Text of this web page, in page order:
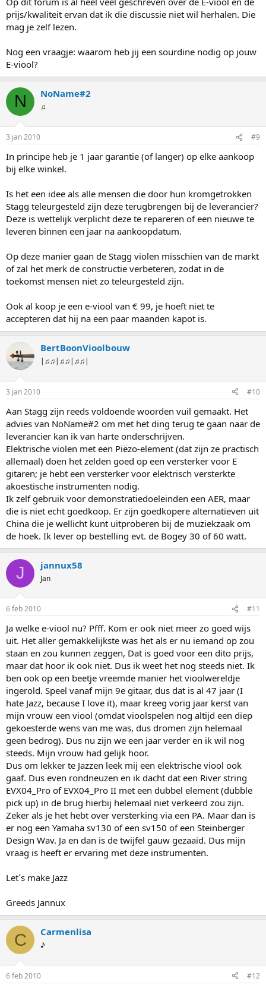
prijs/kwaliteit ervan dat ik die discussie niet wil herhalen. Die
mag je zelf lezen.
Nog een vraagje: waarom heb jij een sourdine nodig op jouw
E-viool?
N NoName#2
♫
3 jan 2010 #9
In principe heb je 1 jaar garantie (of langer) op elke aankoop
bij elke winkel.
Is het een idee als alle mensen die door hun kromgetrokken
Stagg teleurgesteld zijn deze terugbrengen bij de leverancier?
Deze is wettelijk verplicht deze te repareren of een nieuwe te
leveren binnen een jaar na aankoopdatum.
Op deze manier gaan de Stagg violen misschien van de markt
of zal het merk de constructie verbeteren, zodat in de
toekomst mensen niet zo teleurgesteld zijn.
Ook al koop je een e-viool van € 99, je hoeft niet te
accepteren dat hij na een paar maanden kapot is.
BertBoonVioolbouw
|♫♫|♫♫|♫♫|
3 jan 2010 #10
Aan Stagg zijn reeds voldoende woorden vuil gemaakt. Het
advies van NoName#2 om met het ding terug te gaan naar de
leverancier kan ik van harte onderschrijven.
Elektrische violen met een Piëzo-element (dat zijn ze practisch
allemaal) doen het zelden goed op een versterker voor E
gitaren; je hebt een versterker voor elektrisch versterkte
akoestische instrumenten nodig.
Ik zelf gebruik voor demonstratiedoeleinden een AER, maar
die is niet echt goedkoop. Er zijn goedkopere alternatieven uit
China die je wellicht kunt uitproberen bij de muziekzaak om
de hoek. Ik lever op bestelling evt. de Bogey 30 of 60 watt.
J jannux58
Jan
6 feb 2010 #11
Ja welke e-viool nu? Pfff. Kom er ook niet meer zo goed wijs
uit. Het aller gemakkelijkste was het als er nu iemand op zou
staan en zou kunnen zeggen, Dat is goed voor een dito prijs,
maar dat hoor ik ook niet. Dus ik weet het nog steeds niet. Ik
ben ook op een beetje vreemde manier het vioolwereldje
ingerold. Speel vanaf mijn 9e gitaar, dus dat is al 47 jaar (I
hate Jazz, because I love it), maar kreeg vorig jaar kerst van
mijn vrouw een viool (omdat vioolspelen nog altijd een diep
gekoesterde wens van me was, dus dromen zijn helemaal
geen bedrog). Dus nu zijn we een jaar verder en ik wil nog
steeds. Mijn vrouw had gelijk hoor.
Dus om lekker te Jazzen leek mij een elektrische viool ook
gaaf. Dus even rondneuzen en ik dacht dat een River string
EVX04_Pro of EVX04_Pro II met een dubbel element (dubble
pick up) in de brug hierbij helemaal niet verkeerd zou zijn.
Zeker als je het hebt over versterking via een PA. Maar dan is
er nog een Yamaha sv130 of een sv150 of een Steinberger
Design Wav. Ja en dan is de twijfel gauw gezaaid. Dus mijn
vraag is heeft er ervaring met deze instrumenten.
Let´s make Jazz
Greeds Jannux
C Carmenlisa
♪
6 feb 2010 #12